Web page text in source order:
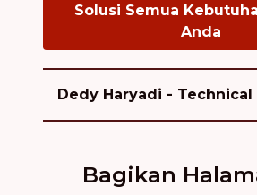
Solusi Semua
Anda
Dedy Haryadi -
Bagikan